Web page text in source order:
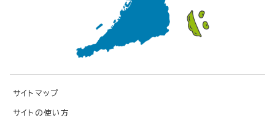
サイトマップ
サイトの使い方